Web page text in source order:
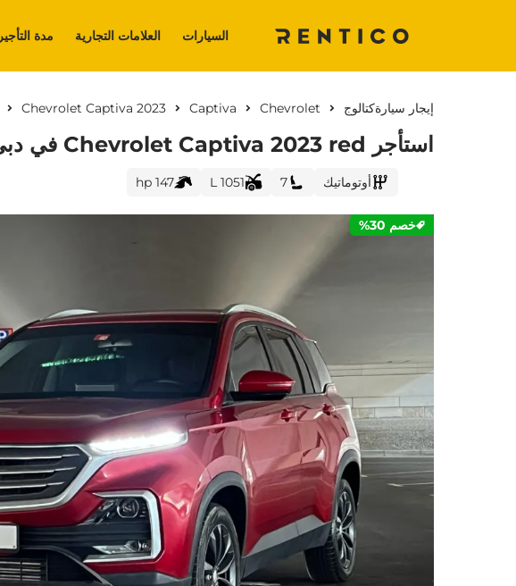
السيارات العلامات التجارية مدة التأجير
استأجر Chevrolet Captiva 2023 red في دبي
إيجار سيارةكتالوج Chevrolet
Captiva
Chevrolet Captiva 2023
أوتوماتيك 7
1051 L
147 hp
CURRENT PROMOTION:
خصم 30%